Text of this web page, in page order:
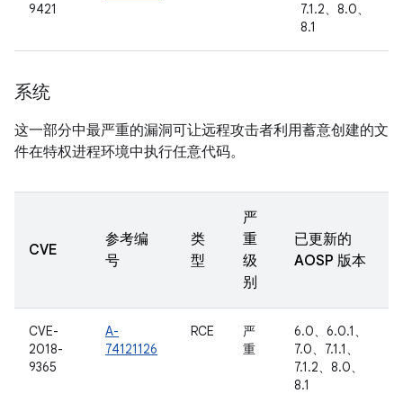
9421
7.1.2、8.0、
8.1
系统
这一部分中最严重的漏洞可让远程攻击者利用蓄意创建的文
件在特权进程环境中执行任意代码。
CVE
参考编
号
类
型
严
重
级
别
已更新的
AOSP 版本
CVE-
2018-
9365
A-
74121126
RCE
严
重
6.0、6.0.1、
7.0、7.1.1、
7.1.2、8.0、
8.1